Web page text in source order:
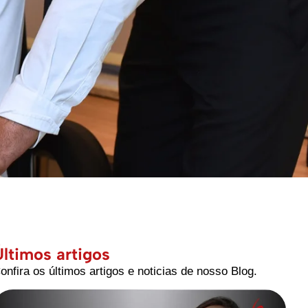
artigos
os últimos artigos e noticias de nosso Blog.